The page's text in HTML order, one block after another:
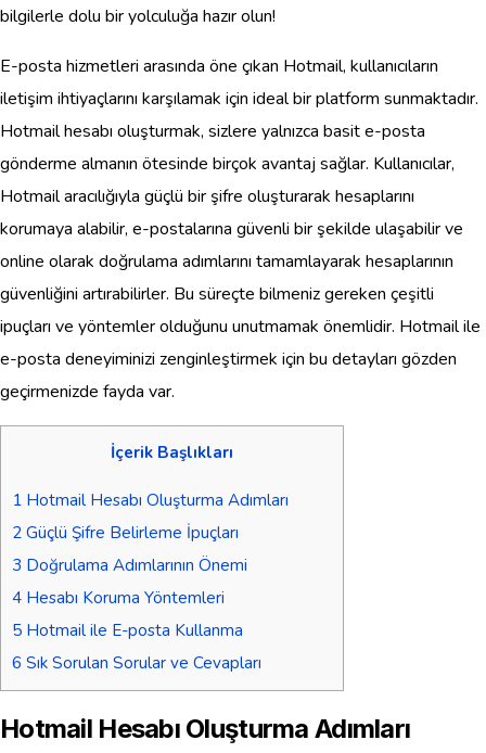
bilgilerle dolu bir yolculuğa hazır olun!
E-posta hizmetleri arasında öne çıkan Hotmail, kullanıcıların
iletişim ihtiyaçlarını karşılamak için ideal bir platform sunmaktadır.
Hotmail hesabı oluşturmak, sizlere yalnızca basit e-posta
gönderme almanın ötesinde birçok avantaj sağlar. Kullanıcılar,
Hotmail aracılığıyla güçlü bir şifre oluşturarak hesaplarını
korumaya alabilir, e-postalarına güvenli bir şekilde ulaşabilir ve
online olarak doğrulama adımlarını tamamlayarak hesaplarının
güvenliğini artırabilirler. Bu süreçte bilmeniz gereken çeşitli
ipuçları ve yöntemler olduğunu unutmamak önemlidir. Hotmail ile
e-posta deneyiminizi zenginleştirmek için bu detayları gözden
geçirmenizde fayda var.
İçerik Başlıkları
1 Hotmail Hesabı Oluşturma Adımları
2 Güçlü Şifre Belirleme İpuçları
3 Doğrulama Adımlarının Önemi
4 Hesabı Koruma Yöntemleri
5 Hotmail ile E-posta Kullanma
6 Sık Sorulan Sorular ve Cevapları
Hotmail Hesabı Oluşturma Adımları